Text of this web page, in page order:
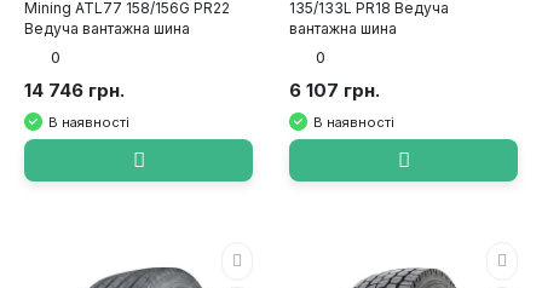
Mining ATL77 158/156G PR22
Ведуча вантажна шина
0
14 746 грн.
В наявності
135/133L PR18 Ведуча
вантажна шина
0
6 107 грн.
В наявності